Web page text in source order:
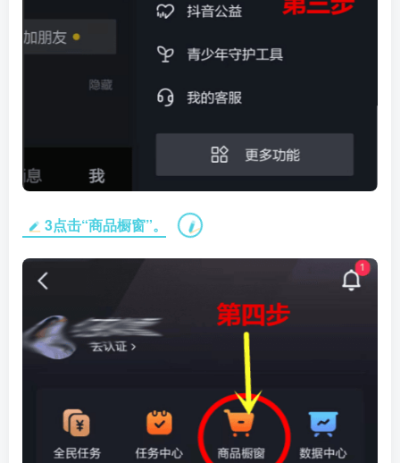
3点击“商品橱窗”。